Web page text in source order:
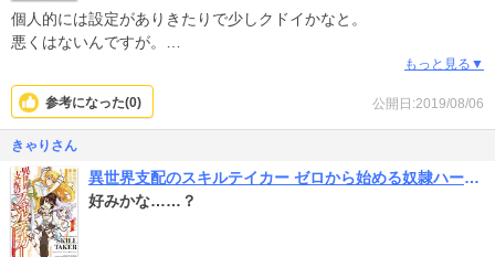
個人的には設定がありきたりで少しクドイかなと。
悪くはないんですが。
もっと見る▼
公開日:2019/08/06
参考になった(0)
きゃりさん
異世界支配のスキルテイカー ゼロから始める奴隷ハーレム
好みかな……？